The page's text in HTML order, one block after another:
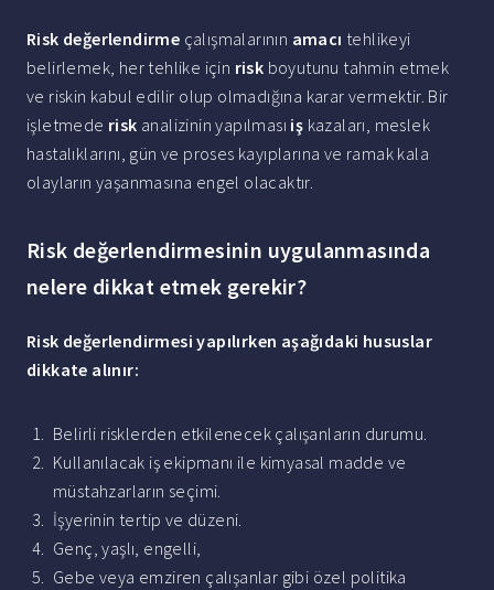
Risk değerlendirme çalışmalarının amacı tehlikeyi
belirlemek, her tehlike için risk boyutunu tahmin etmek
ve riskin kabul edilir olup olmadığına karar vermektir. Bir
işletmede risk analizinin yapılması iş kazaları, meslek
hastalıklarını, gün ve proses kayıplarına ve ramak kala
olayların yaşanmasına engel olacaktır.
Risk değerlendirmesinin uygulanmasında
nelere dikkat etmek gerekir?
Risk değerlendirmesi yapılırken aşağıdaki hususlar
dikkate alınır:
Belirli risklerden etkilenecek çalışanların durumu.
Kullanılacak iş ekipmanı ile kimyasal madde ve
müstahzarların seçimi.
İşyerinin tertip ve düzeni.
Genç, yaşlı, engelli,
Gebe veya emziren çalışanlar gibi özel politika